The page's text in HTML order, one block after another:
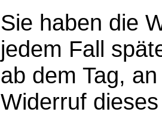
Sie haben die
jedem Fall
ab dem Tag,
Widerruf